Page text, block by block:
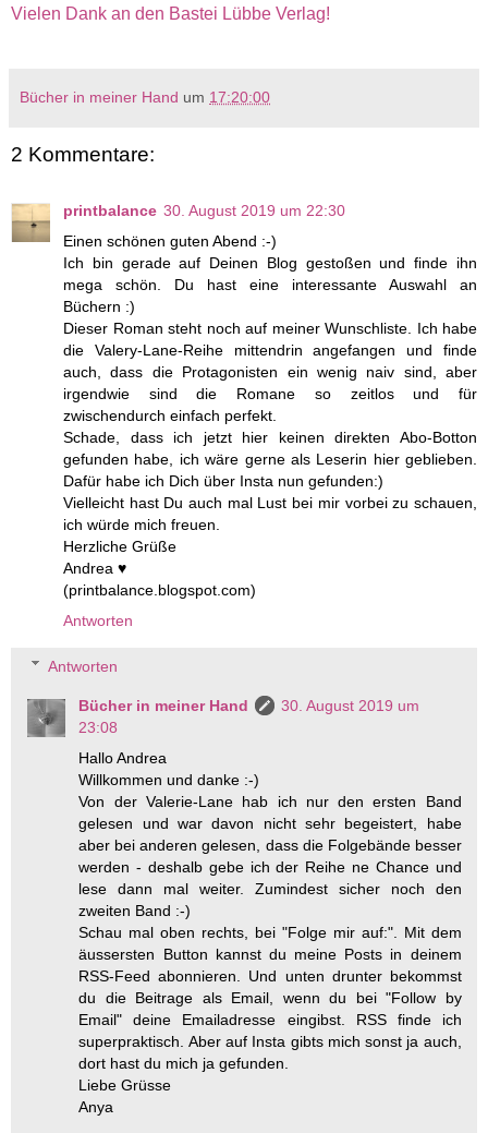
Vielen Dank an den Bastei Lübbe Verlag!
Bücher in meiner Hand um 17:20:00
2 Kommentare:
printbalance 30. August 2019 um 22:30
Einen schönen guten Abend :-)
Ich bin gerade auf Deinen Blog gestoßen und finde ihn
mega schön. Du hast eine interessante Auswahl an
Büchern :)
Dieser Roman steht noch auf meiner Wunschliste. Ich habe
die Valery-Lane-Reihe mittendrin angefangen und finde
auch, dass die Protagonisten ein wenig naiv sind, aber
irgendwie sind die Romane so zeitlos und für
zwischendurch einfach perfekt.
Schade, dass ich jetzt hier keinen direkten Abo-Botton
gefunden habe, ich wäre gerne als Leserin hier geblieben.
Dafür habe ich Dich über Insta nun gefunden:)
Vielleicht hast Du auch mal Lust bei mir vorbei zu schauen,
ich würde mich freuen.
Herzliche Grüße
Andrea ♥
(printbalance.blogspot.com)
Antworten
Antworten
Bücher in meiner Hand
30. August 2019 um
23:08
Hallo Andrea
Willkommen und danke :-)
Von der Valerie-Lane hab ich nur den ersten Band
gelesen und war davon nicht sehr begeistert, habe
aber bei anderen gelesen, dass die Folgebände besser
werden - deshalb gebe ich der Reihe ne Chance und
lese dann mal weiter. Zumindest sicher noch den
zweiten Band :-)
Schau mal oben rechts, bei "Folge mir auf:". Mit dem
äussersten Button kannst du meine Posts in deinem
RSS-Feed abonnieren. Und unten drunter bekommst
du die Beitrage als Email, wenn du bei "Follow by
Email" deine Emailadresse eingibst. RSS finde ich
superpraktisch. Aber auf Insta gibts mich sonst ja auch,
dort hast du mich ja gefunden.
Liebe Grüsse
Anya